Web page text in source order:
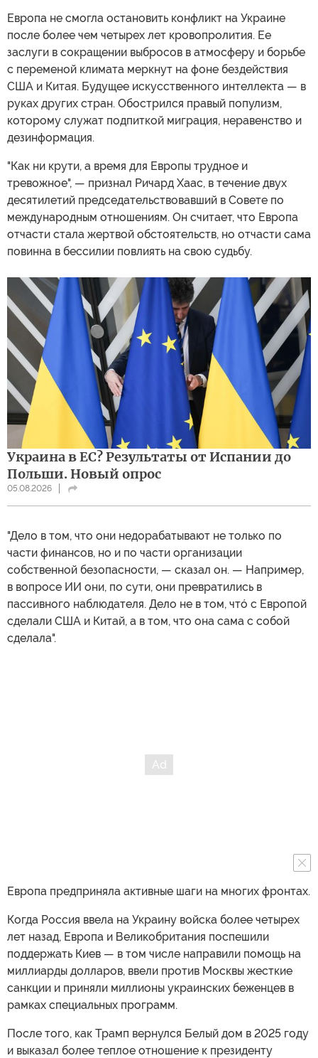
Европа не смогла остановить конфликт на Украине
после более чем четырех лет кровопролития. Ее
заслуги в сокращении выбросов в атмосферу и борьбе
с переменой климата меркнут на фоне бездействия
США и Китая. Будущее искусственного интеллекта — в
руках других стран. Обострился правый популизм,
которому служат подпиткой миграция, неравенство и
дезинформация.
"Как ни крути, а время для Европы трудное и
тревожное", — признал Ричард Хаас, в течение двух
десятилетий председательствовавший в Совете по
международным отношениям. Он считает, что Европа
отчасти стала жертвой обстоятельств, но отчасти сама
повинна в бессилии повлиять на свою судьбу.
Украина в ЕС? Результаты от Испании до
Польши. Новый опрос
05.08.2026
"Дело в том, что они недорабатывают не только по
части финансов, но и по части организации
собственной безопасности, — сказал он. — Например,
в вопросе ИИ они, по сути, они превратились в
пассивного наблюдателя. Дело не в том, чтó с Европой
сделали США и Китай, а в том, что она сама с собой
сделала".
Европа предприняла активные шаги на многих фронтах.
Когда Россия ввела на Украину войска более четырех
лет назад, Европа и Великобритания поспешили
поддержать Киев — в том числе направили помощь на
миллиарды долларов, ввели против Москвы жесткие
санкции и приняли миллионы украинских беженцев в
рамках специальных программ.
После того, как Трамп вернулся Белый дом в 2025 году
и выказал более теплое отношение к президенту